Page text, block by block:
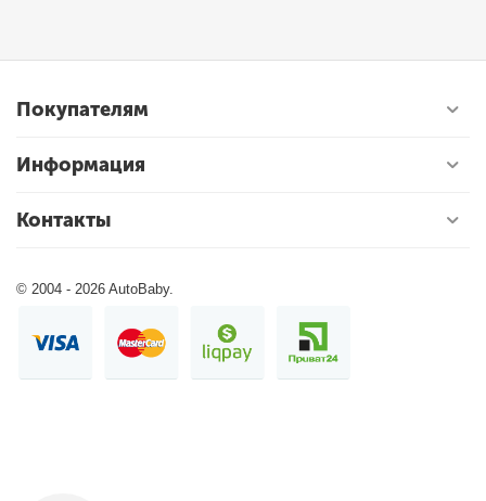
Покупателям
Информация
Контакты
© 2004 - 2026 AutoBaby.